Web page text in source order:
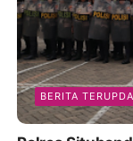
BERITA